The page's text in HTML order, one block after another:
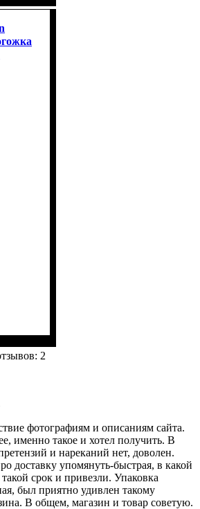
обои
для
2
фотографиям и описаниям сайта.
именно такое и хотел получить. В
и нареканий нет, доволен.
доставку упомянуть-быстрая, в какой
срок и привезли. Упаковка
был приятно удивлен такому
В общем, магазин и товар советую.